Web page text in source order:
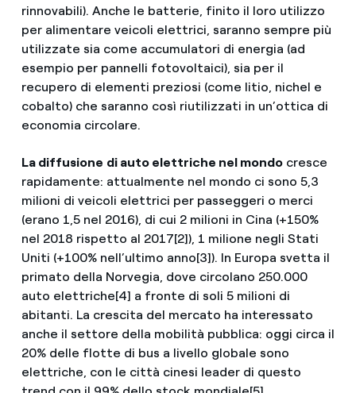
rinnovabili). Anche le batterie, finito il loro utilizzo
per alimentare veicoli elettrici, saranno sempre più
utilizzate sia come accumulatori di energia (ad
esempio per pannelli fotovoltaici), sia per il
recupero di elementi preziosi (come litio, nichel e
cobalto) che saranno così riutilizzati in un’ottica di
economia circolare.
La diffusione di auto elettriche nel mondocresce
rapidamente: attualmente nel mondo ci sono 5,3
milioni di veicoli elettrici per passeggeri o merci
(erano 1,5 nel 2016), di cui 2 milioni in Cina (+150%
nel 2018 rispetto al 2017[2]), 1 milione negli Stati
Uniti (+100% nell’ultimo anno[3]). In Europa svetta il
primato della Norvegia, dove circolano 250.000
auto elettriche[4] a fronte di soli 5 milioni di
abitanti. La crescita del mercato ha interessato
anche il settore della mobilità pubblica: oggi circa il
20% delle flotte di bus a livello globale sono
elettriche, con le città cinesi leader di questo